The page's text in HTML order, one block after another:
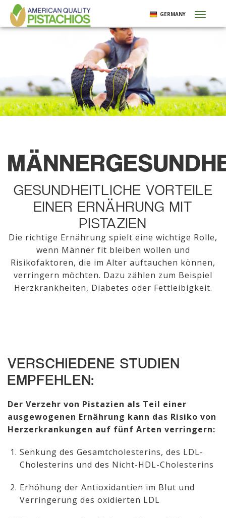
Direkt
zum
Inhalt
GERMANY
GESUNDHEITLICHE VORTEILE
EINER ERNÄHRUNG MIT
PISTAZIEN
Die richtige Ernährung spielt eine wichtige Rolle,
wenn Männer fit bleiben wollen und
Risikofaktoren, die im Alter auftauchen können,
verringern möchten. Dazu zählen zum Beispiel
Herzkrankheiten, Diabetes oder Fettleibigkeit.
VERSCHIEDENE STUDIEN
EMPFEHLEN:
Der Verzehr von Pistazien als Teil einer
ausgewogenen Ernährung kann das Risiko von
Herzerkrankungen auf fünf Arten verringern:
Senkung des Gesamtcholesterins, des LDL-
Cholesterins und des Nicht-HDL-Cholesterins
Erhöhung der Antioxidantien im Blut und
Verringerung des oxidierten LDL